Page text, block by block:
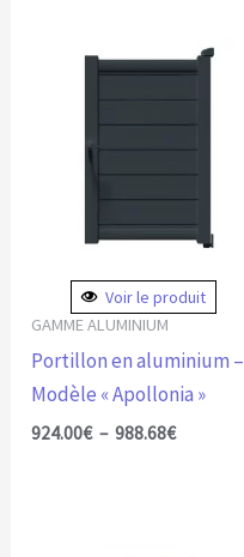
Voir le produit
GAMME ALUMINIUM
Portillon en aluminium –
Modèle « Apollonia »
924.00€ – 988.68€
Plage
de
prix :
plusieurs
peuvent
être
choisies
sur
la